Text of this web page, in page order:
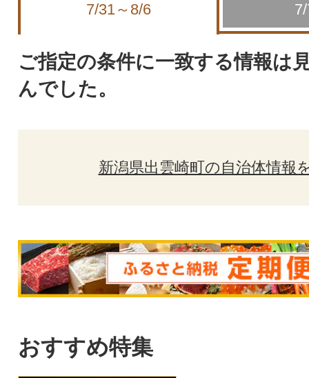
7/31～8/6
ご指定の条件に一致する情報は
んでした。
新潟県出雲崎町の自治体情報
おすすめ特集